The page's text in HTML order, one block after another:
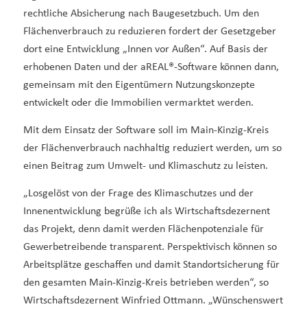
rechtliche Absicherung nach Baugesetzbuch. Um den
Flächenverbrauch zu reduzieren fordert der Gesetzgeber
dort eine Entwicklung „Innen vor Außen“. Auf Basis der
erhobenen Daten und der aREAL®-Software können dann,
gemeinsam mit den Eigentümern Nutzungskonzepte
entwickelt oder die Immobilien vermarktet werden.
Mit dem Einsatz der Software soll im Main-Kinzig-Kreis
der Flächenverbrauch nachhaltig reduziert werden, um so
einen Beitrag zum Umwelt- und Klimaschutz zu leisten.
„Losgelöst von der Frage des Klimaschutzes und der
Innenentwicklung begrüße ich als Wirtschaftsdezernent
das Projekt, denn damit werden Flächenpotenziale für
Gewerbetreibende transparent. Perspektivisch können so
Arbeitsplätze geschaffen und damit Standortsicherung für
den gesamten Main-Kinzig-Kreis betrieben werden“, so
Wirtschaftsdezernent Winfried Ottmann. „Wünschenswert